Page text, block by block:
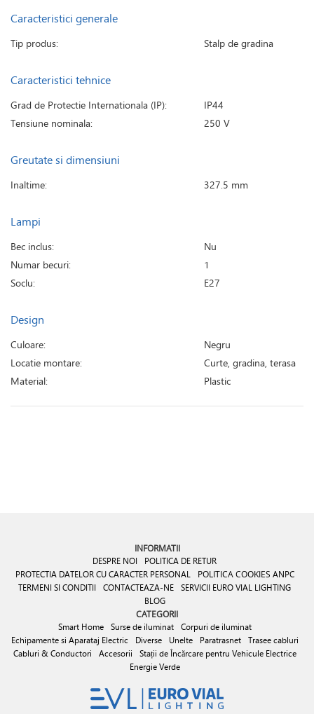
Caracteristici generale
Tip produs: Stalp de gradina
Caracteristici tehnice
Grad de Protectie Internationala (IP):
IP44
Tensiune nominala:
250 V
Greutate si dimensiuni
Inaltime: 327.5 mm
Lampi
Bec inclus:
Nu
Numar becuri:
1
Soclu:
E27
Design
Culoare:
Negru
Locatie montare:
Curte, gradina, terasa
Material:
Plastic
INFORMATII
DESPRE NOI
POLITICA DE RETUR
PROTECTIA DATELOR CU CARACTER PERSONAL
POLITICA COOKIES ANPC
TERMENI SI CONDITII
CONTACTEAZA-NE SERVICII EURO VIAL LIGHTING
BLOG
CATEGORII
Smart Home Surse de iluminat
Corpuri de iluminat
Echipamente si Aparataj Electric
Diverse Unelte Paratrasnet
Trasee cabluri
Cabluri & Conductori
Accesorii
Stații de Încărcare pentru Vehicule Electrice
Energie Verde